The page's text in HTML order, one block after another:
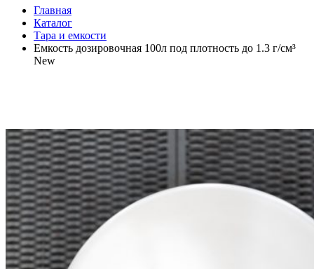
Главная
Каталог
Тара и емкости
Емкость дозировочная 100л под плотность до 1.3 г/см³
New